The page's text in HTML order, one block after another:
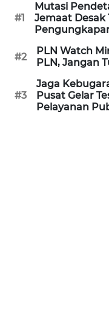
#1
Mutasi
Jemaat Desak
#2
PLN Watch
PLN, Jangan
#3
Jaga
Pusat Gelar
Pelayanan
WN
PURWAKARTA
WN
PRIANGAN
TIMUR